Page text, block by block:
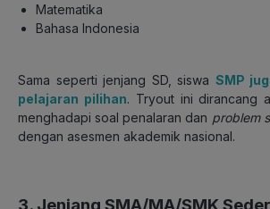
Matematika
Bahasa Indonesia
Sama seperti jenjang SD, siswa SMP
pelajaran pilihan. Tryout ini dirancang
menghadapi soal penalaran dan problem
dengan asesmen akademik nasional.
3. Jenjang SMA/MA/SMK